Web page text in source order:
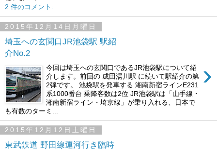
2 件のコメント:
2015年12月14日月曜日
埼玉への玄関口JR池袋駅 駅紹
介No.2
›
今回は埼玉への玄関口であるJR池袋駅について紹
介します。前回の 成田湯川駅 に続いて駅紹介の第
2弾です。 池袋駅を発車する 湘南新宿ラインE231
系1000番台 乗降客数は2位 JR池袋駅は「山手線・
湘南新宿ライン・埼京線」が乗り入れる、日本で
も有数のターミ...
2015年12月12日土曜日
東武鉄道 野田線運河行き臨時